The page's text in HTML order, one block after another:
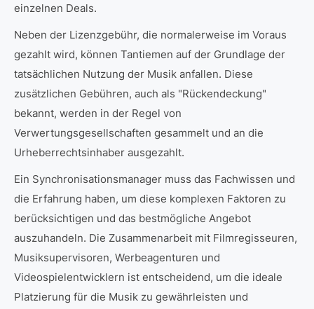
einzelnen Deals.
Neben der Lizenzgebühr, die normalerweise im Voraus
gezahlt wird, können Tantiemen auf der Grundlage der
tatsächlichen Nutzung der Musik anfallen. Diese
zusätzlichen Gebühren, auch als "Rückendeckung"
bekannt, werden in der Regel von
Verwertungsgesellschaften gesammelt und an die
Urheberrechtsinhaber ausgezahlt.
Ein Synchronisationsmanager muss das Fachwissen und
die Erfahrung haben, um diese komplexen Faktoren zu
berücksichtigen und das bestmögliche Angebot
auszuhandeln. Die Zusammenarbeit mit Filmregisseuren,
Musiksupervisoren, Werbeagenturen und
Videospielentwicklern ist entscheidend, um die ideale
Platzierung für die Musik zu gewährleisten und